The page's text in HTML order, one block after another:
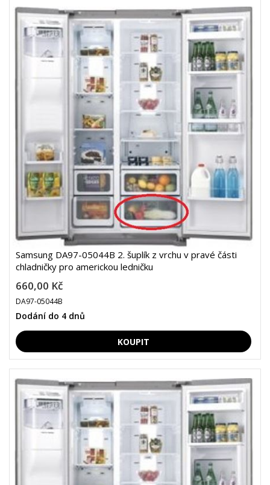
Samsung DA97-05044B 2. šuplík z vrchu v pravé části
chladničky pro americkou ledničku
660,00 Kč
DA97-05044B
Dodání do 4 dnů